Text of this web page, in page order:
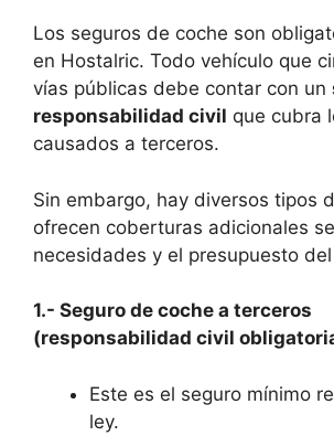
Los seguros de coche son
en Hostalric. Todo vehículo que
vías públicas debe contar con un
responsabilidad civil que cubra
causados a terceros.
Sin embargo, hay diversos tipos
ofrecen coberturas adicionales
necesidades y el presupuesto
1.- Seguro de coche a terceros
(responsabilidad civil
Este es el seguro mínimo
ley.